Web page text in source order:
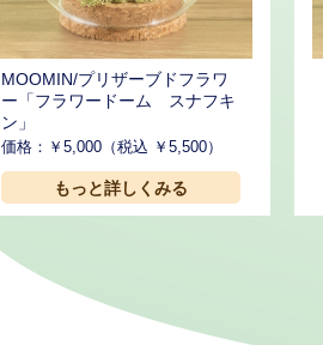
MOOMIN/プリザーブドフラワ
ー「フラワードーム スナフキ
ン」
価格：￥5,000（税込 ￥5,500）
もっと詳しくみる